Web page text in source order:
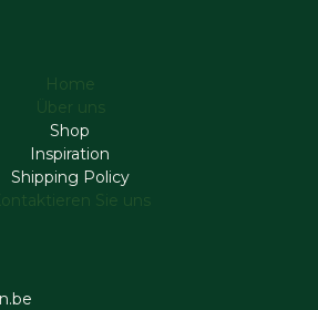
Home
Über uns
Shop
Inspiration
Shipping Policy
Sie uns